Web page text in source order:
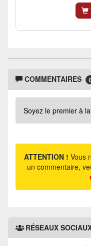
COMMENTAIRES
Soyez le premier à
ATTENTION ! Vous
un commentaire,
RÉSEAUX